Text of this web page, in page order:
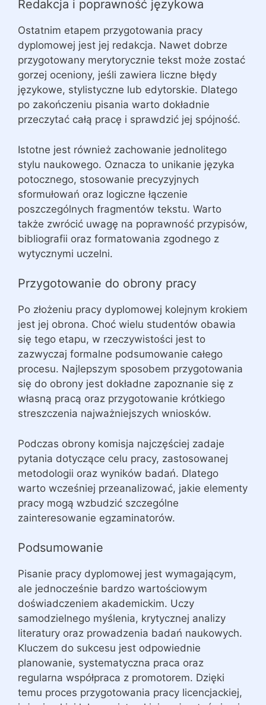
Redakcja i poprawność językowa
Ostatnim etapem przygotowania pracy
dyplomowej jest jej redakcja. Nawet dobrze
przygotowany merytorycznie tekst może zostać
gorzej oceniony, jeśli zawiera liczne błędy
językowe, stylistyczne lub edytorskie. Dlatego
po zakończeniu pisania warto dokładnie
przeczytać całą pracę i sprawdzić jej spójność.
Istotne jest również zachowanie jednolitego
stylu naukowego. Oznacza to unikanie języka
potocznego, stosowanie precyzyjnych
sformułowań oraz logiczne łączenie
poszczególnych fragmentów tekstu. Warto
także zwrócić uwagę na poprawność przypisów,
bibliografii oraz formatowania zgodnego z
wytycznymi uczelni.
Przygotowanie do obrony pracy
Po złożeniu pracy dyplomowej kolejnym krokiem
jest jej obrona. Choć wielu studentów obawia
się tego etapu, w rzeczywistości jest to
zazwyczaj formalne podsumowanie całego
procesu. Najlepszym sposobem przygotowania
się do obrony jest dokładne zapoznanie się z
własną pracą oraz przygotowanie krótkiego
streszczenia najważniejszych wniosków.
Podczas obrony komisja najczęściej zadaje
pytania dotyczące celu pracy, zastosowanej
metodologii oraz wyników badań. Dlatego
warto wcześniej przeanalizować, jakie elementy
pracy mogą wzbudzić szczególne
zainteresowanie egzaminatorów.
Podsumowanie
Pisanie pracy dyplomowej jest wymagającym,
ale jednocześnie bardzo wartościowym
doświadczeniem akademickim. Uczy
samodzielnego myślenia, krytycznej analizy
literatury oraz prowadzenia badań naukowych.
Kluczem do sukcesu jest odpowiednie
planowanie, systematyczna praca oraz
regularna współpraca z promotorem. Dzięki
temu proces przygotowania pracy licencjackiej,